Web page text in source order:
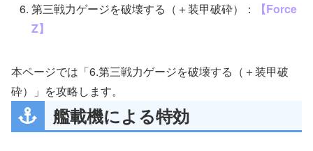
第三戦力ゲージを破壊する（＋装甲破砕）：
【Force
Z】
本ページでは「6.第三戦力ゲージを破壊する（＋装甲破
砕）」を攻略します。
艦載機による特効